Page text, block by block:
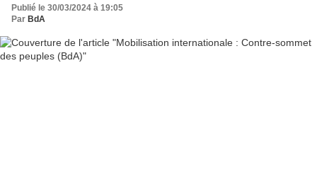
Publié le 30/03/2024 à 19:05
Par BdA